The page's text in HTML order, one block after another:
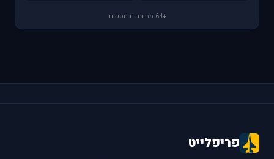
+64 מחוברים נוספים
פריפלייט